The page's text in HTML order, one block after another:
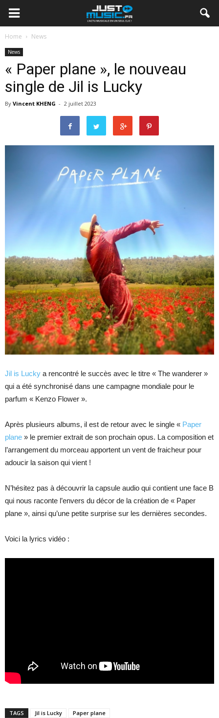
Home News
News
« Paper plane », le nouveau
single de Jil is Lucky
By Vincent KHENG - 2 juillet 2023
Jil is Lucky a rencontré le succès avec le titre « The wanderer »
qui a été synchronisé dans une campagne mondiale pour le
parfum « Kenzo Flower ».
Après plusieurs albums, il est de retour avec le single « Paper
plane » le premier extrait de son prochain opus. La composition et
l’arrangement du morceau apportent un vent de fraicheur pour
adoucir la saison qui vient !
N’hésitez pas à découvrir la capsule audio qui contient une face B
qui nous raconte l’envers du décor de la création de « Paper
plane », ainsi qu’une petite surprise sur les dernières secondes.
Voici la lyrics vidéo :
TAGS Jil is Lucky Paper plane